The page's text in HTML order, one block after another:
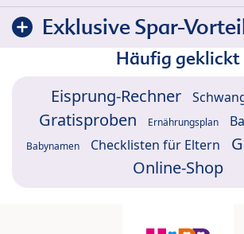
Exklusive Spar-
Häufig geklickt
Eisprung-Rechner
Gratisproben Ernährungsplan
Babynamen Checklisten für Eltern
Online-Shop